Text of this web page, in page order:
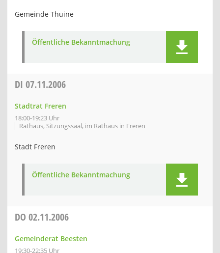
Gemeinde Thuine
Öffentliche Bekanntmachung
DI 07.11.2006
Stadtrat Freren
18:00-19:23 Uhr
Rathaus, Sitzungssaal, im Rathaus in Freren
Stadt Freren
Öffentliche Bekanntmachung
DO 02.11.2006
Gemeinderat Beesten
19:30-22:35 Uhr